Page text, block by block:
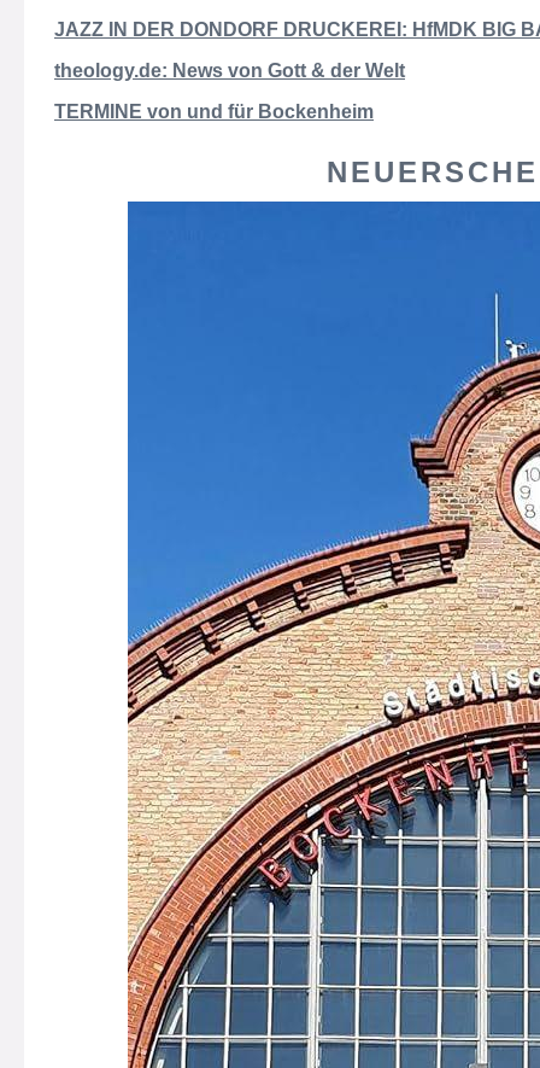
JAZZ IN DER DONDORF DRUCKEREI: HfMDK BIG
theology.de: News von Gott & der Welt
TERMINE von und für Bockenheim